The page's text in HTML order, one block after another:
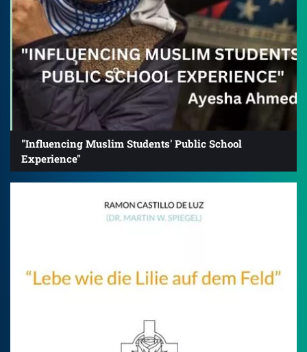
"Influencing Muslim Students' Public School
Experience"